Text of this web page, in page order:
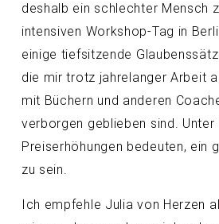
deshalb ein schlechter Mensch
intensiven Workshop-Tag in
einige tiefsitzende
die mir trotz jahrelanger Arbeit
mit Büchern und anderen
verborgen geblieben sind. Unter
Preiserhöhungen bedeuten, ein
zu sein.
Ich empfehle Julia von Herzen